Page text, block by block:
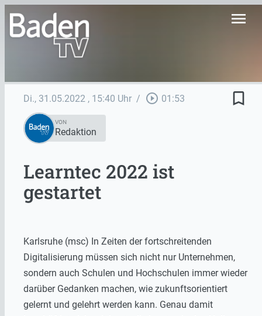
menu
Di., 31.05.2022 , 15:40 Uhr / play_circle_outline 01:53 bookmark_border
VON
Redaktion
Learntec 2022 ist
gestartet
Karlsruhe (msc) In Zeiten der fortschreitenden
Digitalisierung müssen sich nicht nur Unternehmen,
sondern auch Schulen und Hochschulen immer wieder
darüber Gedanken machen, wie zukunftsorientiert
gelernt und gelehrt werden kann. Genau damit